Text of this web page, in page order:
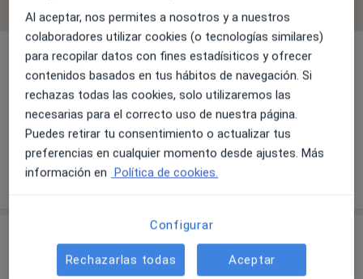
Anestesista
Dr. Eladio Valverde Merino
Anestesista
Al aceptar, nos permites a nosotros y a nuestros
colaboradores utilizar cookies (o tecnologías similares)
para recopilar datos con fines estadísiticos y ofrecer
contenidos basados en tus hábitos de navegación. Si
rechazas todas las cookies, solo utilizaremos las
necesarias para el correcto uso de nuestra página.
Puedes retirar tu consentimiento o actualizar tus
preferencias en cualquier momento desde ajustes. Más
información en Política de cookies.
Configurar
Rechazarlas todas Aceptar